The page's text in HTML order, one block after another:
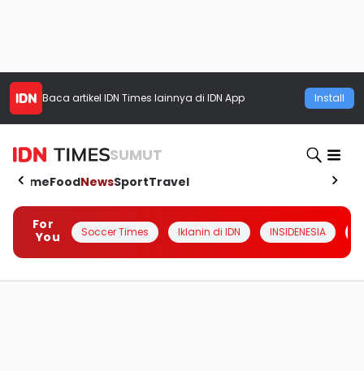
Baca artikel IDN Times lainnya di IDN App Install
SUMUT
HomeFoodNewsSportTravel
For
You
Soccer Times Iklanin di IDN INSIDENESIA